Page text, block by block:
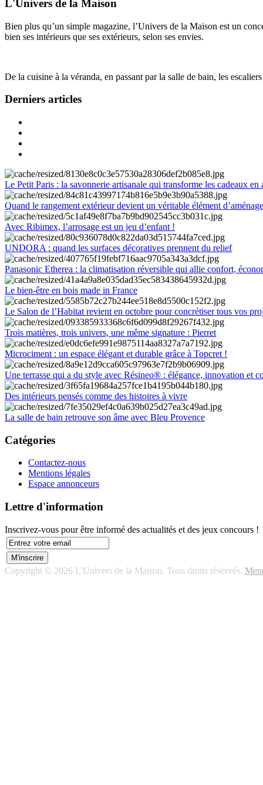
L'Univers de la Maison
Bien plus qu’un simple magazine, l’Univers de la Maison est un
bien ses intérieurs que ses extérieurs, selon ses envies.
De la cuisine à la véranda, en passant par la salle de bain, les
Derniers articles
Le Petit Paris : la savonnerie artisanale qui transforme les cadeaux en
Quand le rangement extérieur devient un véritable élément
Avec Ribimex, l’arrosage est un jeu d’enfant !
UNDORA : quand les surfaces décoratives prennent du relief
Panasonic Etherea : la climatisation réversible qui allie confort,
Le bien-être en bois made in France
Le Salon de l’Habitat revient en octobre pour concrétiser tous vos
Trois matières, trois univers, une même signature : Pierret
Microciment : un espace élégant et durable grâce à Topcret !
Une terrasse qui a du style avec Résineo® : élégance, innovation et
Des intérieurs pensés comme des histoires à vivre
La salle de bain retrouve son âme avec Bleu Provence
Catégories
Contactez-nous
Mentions légales
Espace annonceurs
Lettre d'information
Inscrivez-vous pour être informé des actualités et des jeux concours !
Copyright © 2026 L'Univers de la Maison. Tous droits réservés.